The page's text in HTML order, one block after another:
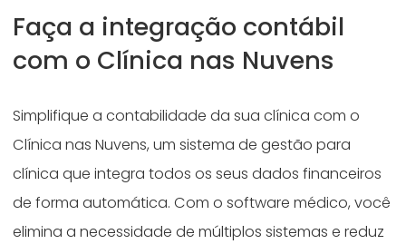
Faça a integração contábil
com o Clínica nas Nuvens
Simplifique a contabilidade da sua clínica com o
Clínica nas Nuvens, um sistema de gestão para
clínica que integra todos os seus dados financeiros
de forma automática. Com o software médico, você
elimina a necessidade de múltiplos sistemas e reduz